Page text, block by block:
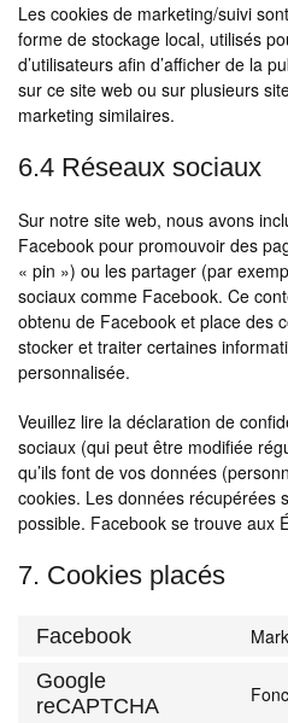
Les cookies de marketing/suivi
forme de stockage local, utilisés
d’utilisateurs afin d’afficher de la
sur ce site web ou sur plusieurs
marketing similaires.
6.4 Réseaux sociaux
Sur notre site web, nous avons
Facebook pour promouvoir des
« pin ») ou les partager (par
sociaux comme Facebook. Ce
obtenu de Facebook et place des
stocker et traiter certaines
personnalisée.
Veuillez lire la déclaration de
sociaux (qui peut être modifiée
qu’ils font de vos données
cookies. Les données récupérées
possible. Facebook se trouve aux
7. Cookies placés
Facebook
Google
reCAPTCHA